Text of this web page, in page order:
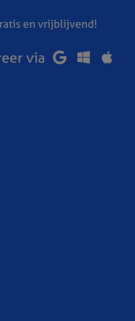
en vrijblijvend!
via